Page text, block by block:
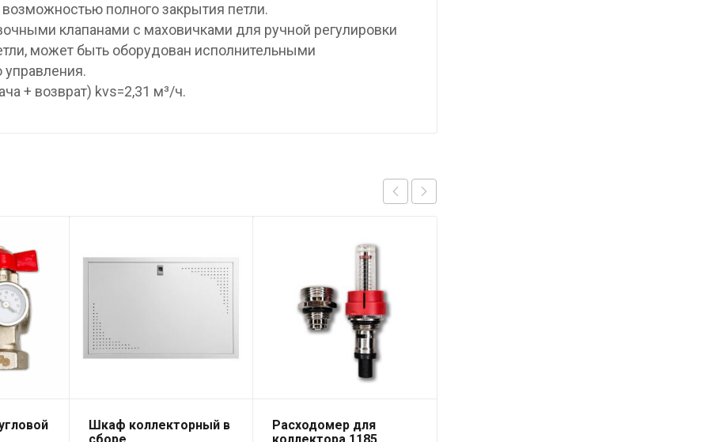
полного закрытия петли.
клапанами с маховичками для ручной регулировки
может быть оборудован исполнительными
+ возврат) kvs=2,31 м³/ч.
Шкаф коллекторный в
Расходомер для